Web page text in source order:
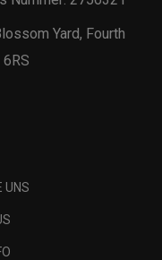
Yard, Fourth
UNS